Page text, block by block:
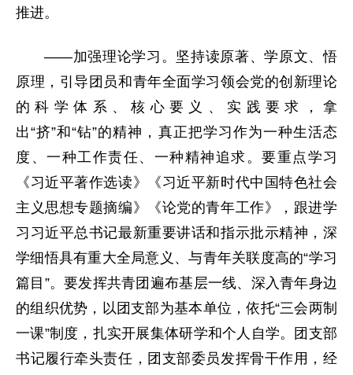
推进。
——加强理论学习。坚持读原著、学原文、悟
原理，引导团员和青年全面学习领会党的创新理论
的科学体系、核心要义、实践要求，拿
出“挤”和“钻”的精神，真正把学习作为一种生活态
度、一种工作责任、一种精神追求。要重点学习
《习近平著作选读》《习近平新时代中国特色社会
主义思想专题摘编》《论党的青年工作》，跟进学
习习近平总书记最新重要讲话和指示批示精神，深
学细悟具有重大全局意义、与青年关联度高的“学习
篇目”。要发挥共青团遍布基层一线、深入青年身边
的组织优势，以团支部为基本单位，依托“三会两制
一课”制度，扎实开展集体研学和个人自学。团支部
书记履行牵头责任，团支部委员发挥骨干作用，经